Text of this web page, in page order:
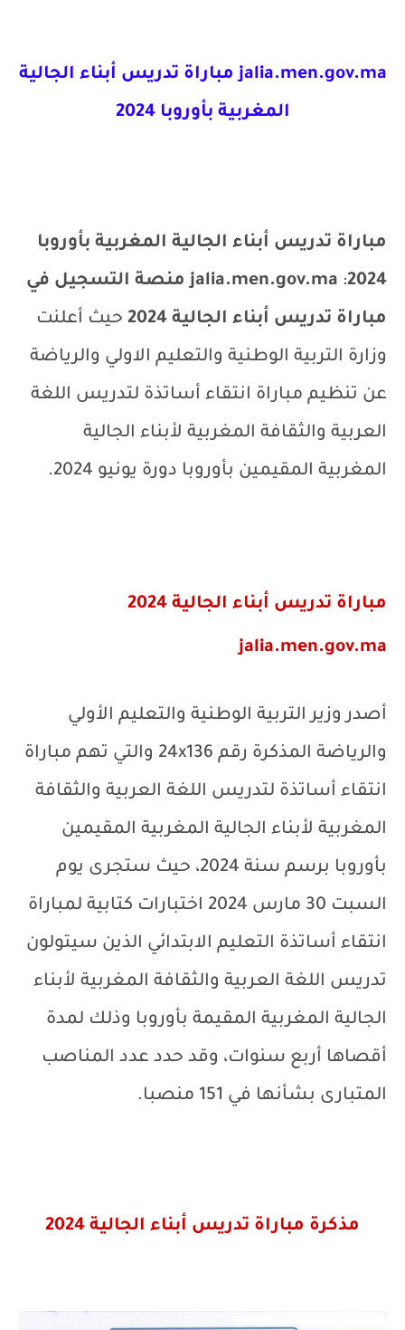
jalia.men.gov.ma مباراة تدريس أبناء الجالية
المغربية بأوروبا 2024
مباراة تدريس أبناء الجالية المغربية بأوروبا
2024
:
jalia.men.gov.ma منصة التسجيل في
مباراة تدريس أبناء الجالية 2024
حيث أعلنت
وزارة التربية الوطنية والتعليم الاولي والرياضة
عن تنظيم مباراة انتقاء أساتذة لتدريس اللغة
العربية والثقافة المغربية لأبناء الجالية
المغربية المقيمين بأوروبا دورة يونيو 2024.
مباراة تدريس أبناء الجالية 2024
jalia.men.gov.ma
أصدر وزير التربية الوطنية والتعليم الأولي
والرياضة المذكرة رقم x136
24 والتي تهم مباراة
انتقاء أساتذة لتدريس اللغة العربية والثقافة
المغربية لأبناء الجالية المغربية المقيمين
بأوروبا برسم سنة 2024، حيث ستجرى يوم
السبت 30 مارس 2024 اختبارات كتابية لمباراة
انتقاء أساتذة التعليم الابتدائي الذين سيتولون
تدريس اللغة العربية والثقافة المغربية لأبناء
الجالية المغربية المقيمة بأوروبا وذلك لمدة
أقصاها أربع سنوات، وقد حدد عدد المناصب
المتبارى بشأنها في 151 منصبا.
مذكرة مباراة تدريس أبناء الجالية 2024